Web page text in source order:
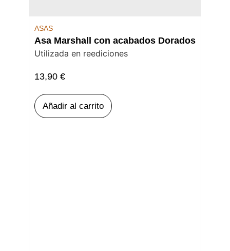
ASAS
Asa Marshall con acabados Dorados
Utilizada en reediciones
13,90 €
Añadir al carrito